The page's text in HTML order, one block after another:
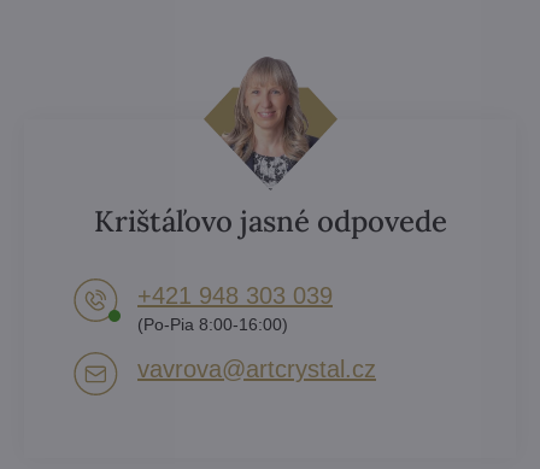
Krištáľovo jasné odpovede
+421 948 303 039
(Po-Pia 8:00-16:00)
vavrova​@artcrystal​.cz